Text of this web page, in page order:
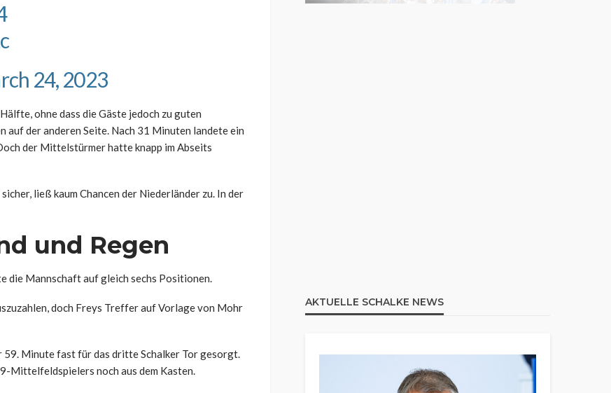
24, 2023
ohne dass die Gäste jedoch zu guten
auf der anderen Seite. Nach 31 Minuten landete ein
der Mittelstürmer hatte knapp im Abseits
ließ kaum Chancen der Niederländer zu. In der
und Regen
die Mannschaft auf gleich sechs Positionen.
doch Freys Treffer auf Vorlage von Mohr
Minute fast für das dritte Schalker Tor gesorgt.
Mittelfeldspielers noch aus dem Kasten.
AKTUELLE SCHALKE NEWS